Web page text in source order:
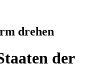
drehen
der